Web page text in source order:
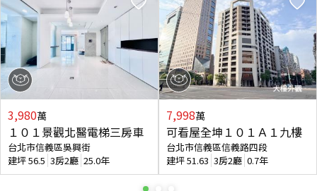
3,980萬
１０１景觀北醫電梯三房車
台北市信義區吳興街
建坪56.5 3房2廳 25.0年
7,998萬
可看屋全坤１０１Ａ１九樓
台北市信義區信義路四段
建坪51.63 3房2廳 0.7年